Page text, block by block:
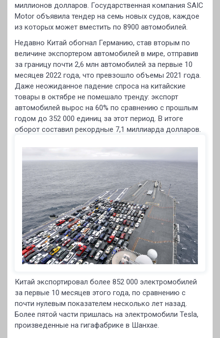
миллионов долларов. Государственная компания SAIC
Motor объявила тендер на семь новых судов, каждое
из которых может вместить по 8900 автомобилей.
Недавно Китай обогнал Германию, став вторым по
величине экспортером автомобилей в мире, отправив
за границу почти 2,6 млн автомобилей за первые 10
месяцев 2022 года, что превзошло объемы 2021 года.
Даже неожиданное падение спроса на китайские
товары в октябре не помешало тренду: экспорт
автомобилей вырос на 60% по сравнению с прошлым
годом до 352 000 единиц за этот период. В итоге
оборот составил рекордные 7,1 миллиарда долларов.
Китай экспортировал более 852 000 электромобилей
за первые 10 месяцев этого года, по сравнению с
почти нулевым показателем несколько лет назад.
Более пятой части пришлась на электромобили Tesla,
произведенные на гигафабрике в Шанхае.